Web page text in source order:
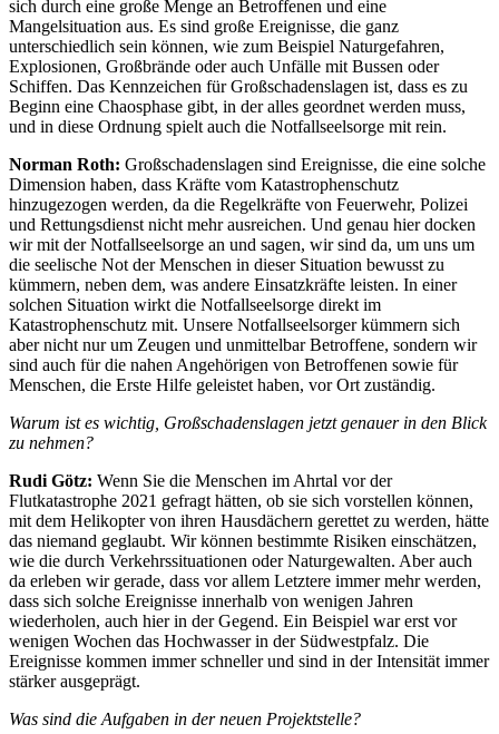
sich durch eine große Menge an Betroffenen und eine
Mangelsituation aus. Es sind große Ereignisse, die ganz
unterschiedlich sein können, wie zum Beispiel Naturgefahren,
Explosionen, Großbrände oder auch Unfälle mit Bussen oder
Schiffen. Das Kennzeichen für Großschadenslagen ist, dass es zu
Beginn eine Chaosphase gibt, in der alles geordnet werden muss,
und in diese Ordnung spielt auch die Notfallseelsorge mit rein.
Norman Roth: Großschadenslagen sind Ereignisse, die eine solche
Dimension haben, dass Kräfte vom Katastrophenschutz
hinzugezogen werden, da die Regelkräfte von Feuerwehr, Polizei
und Rettungsdienst nicht mehr ausreichen. Und genau hier docken
wir mit der Notfallseelsorge an und sagen, wir sind da, um uns um
die seelische Not der Menschen in dieser Situation bewusst zu
kümmern, neben dem, was andere Einsatzkräfte leisten. In einer
solchen Situation wirkt die Notfallseelsorge direkt im
Katastrophenschutz mit. Unsere Notfallseelsorger kümmern sich
aber nicht nur um Zeugen und unmittelbar Betroffene, sondern wir
sind auch für die nahen Angehörigen von Betroffenen sowie für
Menschen, die Erste Hilfe geleistet haben, vor Ort zuständig.
Warum ist es wichtig, Großschadenslagen jetzt genauer in den Blick
zu nehmen?
Rudi Götz: Wenn Sie die Menschen im Ahrtal vor der
Flutkatastrophe 2021 gefragt hätten, ob sie sich vorstellen können,
mit dem Helikopter von ihren Hausdächern gerettet zu werden, hätte
das niemand geglaubt. Wir können bestimmte Risiken einschätzen,
wie die durch Verkehrssituationen oder Naturgewalten. Aber auch
da erleben wir gerade, dass vor allem Letztere immer mehr werden,
dass sich solche Ereignisse innerhalb von wenigen Jahren
wiederholen, auch hier in der Gegend. Ein Beispiel war erst vor
wenigen Wochen das Hochwasser in der Südwestpfalz. Die
Ereignisse kommen immer schneller und sind in der Intensität immer
stärker ausgeprägt.
Was sind die Aufgaben in der neuen Projektstelle?